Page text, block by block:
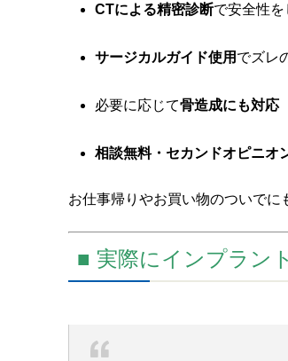
CTによる精密診断で安全性を
サージカルガイド使用 でズレ
必要に応じて骨造成にも対応
相談無料・セカンドオピニオ
お仕事帰りやお買い物のついでに
■ 実際にインプラン